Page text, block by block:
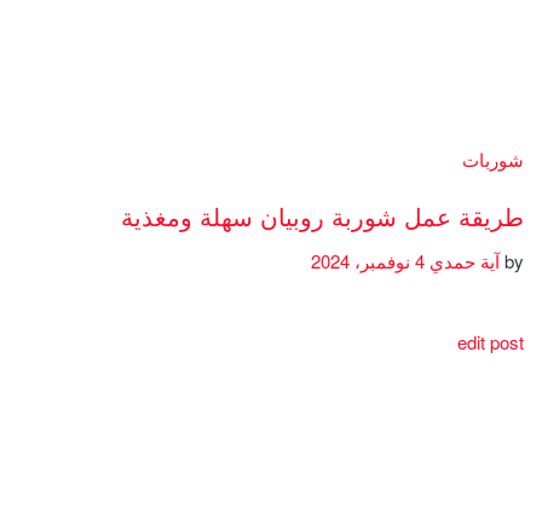
شوربات
طريقة عمل شوربة روبيان سهلة ومغذية
byآية حمدي
edit post